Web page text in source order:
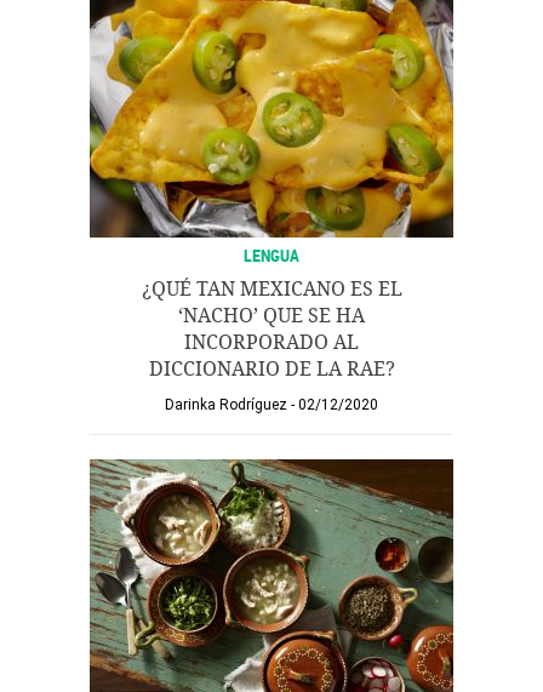
LENGUA
¿QUÉ TAN MEXICANO ES EL
‘NACHO’ QUE SE HA
INCORPORADO AL
DICCIONARIO DE LA RAE?
Darinka Rodríguez 02/12/2020